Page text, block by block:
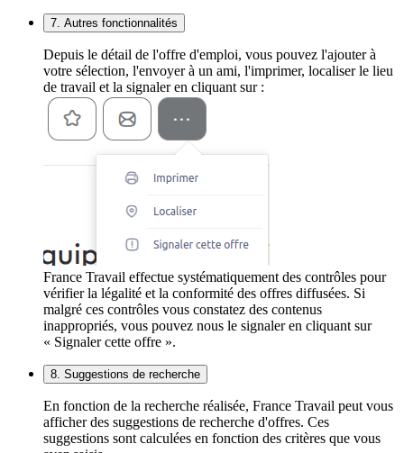
7. Autres fonctionnalités
Depuis le détail de l'offre d'emploi, vous pouvez l'ajouter à
votre sélection, l'envoyer à un ami, l'imprimer, localiser le lieu
de travail et la signaler en cliquant sur :
France Travail effectue systématiquement des contrôles pour
vérifier la légalité et la conformité des offres diffusées. Si
malgré ces contrôles vous constatez des contenus
inappropriés, vous pouvez nous le signaler en cliquant sur
« Signaler cette offre ».
8. Suggestions de recherche
En fonction de la recherche réalisée, France Travail peut vous
afficher des suggestions de recherche d'offres. Ces
suggestions sont calculées en fonction des critères que vous